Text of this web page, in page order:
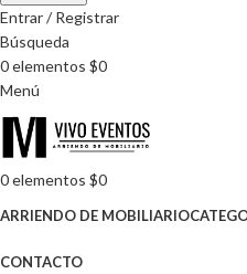
Entrar / Registrar
Búsqueda
0elementos $0
Menú
0elementos $0
ARRIENDO DE MOBILIARIO
CONTACTO